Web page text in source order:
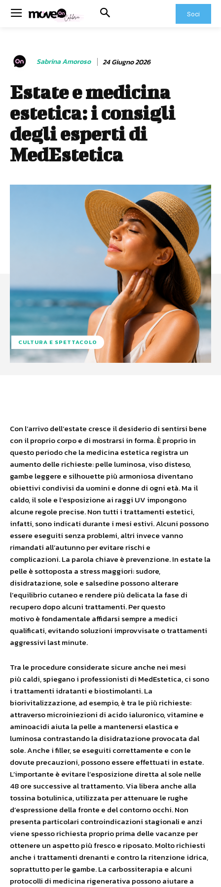
Soci
Sabrina Amoroso 24 Giugno 2026
Estate e medicina
estetica: i consigli
degli esperti di
MedEstetica
CULTURA E SPETTACOLO
Con l’arrivo dell’estate cresce il desiderio di sentirsi bene
con il proprio corpo e di mostrarsi in forma. È proprio in
questo periodo che la medicina estetica registra un
aumento delle richieste: pelle luminosa, viso disteso,
gambe leggere e silhouette più armoniosa diventano
obiettivi condivisi da uomini e donne di ogni età. Ma il
caldo, il sole e l’esposizione ai raggi UV impongono
alcune regole precise. Non tutti i trattamenti estetici,
infatti, sono indicati durante i mesi estivi. Alcuni possono
essere eseguiti senza problemi, altri invece vanno
rimandati all’autunno per evitare rischi e
complicazioni. La parola chiave è prevenzione. In estate la
pelle è sottoposta a stress maggiori: sudore,
disidratazione, sole e salsedine possono alterare
l’equilibrio cutaneo e rendere più delicata la fase di
recupero dopo alcuni trattamenti. Per questo
motivo è fondamentale affidarsi sempre a medici
qualificati, evitando soluzioni improvvisate o trattamenti
aggressivi last minute.
Tra le procedure considerate sicure anche nei mesi
più caldi, spiegano i professionisti di MedEstetica, ci sono
i trattamenti idratanti e biostimolanti. La
biorivitalizzazione, ad esempio, è tra le più richieste:
attraverso microiniezioni di acido ialuronico, vitamine e
aminoacidi aiuta la pelle a mantenersi elastica e
luminosa contrastando la disidratazione provocata dal
sole. Anche i filler, se eseguiti correttamente e con le
dovute precauzioni, possono essere effettuati in estate.
L’importante è evitare l’esposizione diretta al sole nelle
48 ore successive al trattamento. Via libera anche alla
tossina botulinica, utilizzata per attenuare le rughe
d’espressione della fronte e del contorno occhi. Non
presenta particolari controindicazioni stagionali e anzi
viene spesso richiesta proprio prima delle vacanze per
ottenere un aspetto più fresco e riposato. Molto richiesti
anche i trattamenti drenanti e contro la ritenzione idrica,
soprattutto per le gambe. La carbossiterapia e alcuni
protocolli di medicina rigenerativa possono aiutare a